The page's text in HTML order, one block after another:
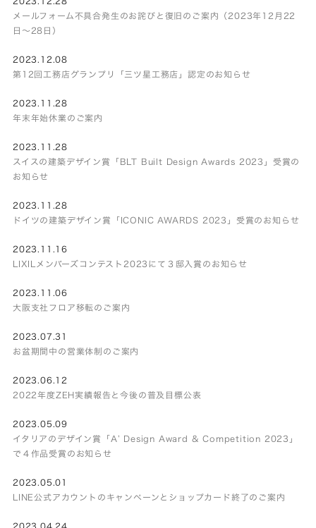
メールフォーム不具合発生のお詫びと復旧のご案内（2023年12月22
日～28日）
2023.12.08
第12回工務店グランプリ「三ツ星工務店」認定のお知らせ
2023.11.28
年末年始休業のご案内
2023.11.28
スイスの建築デザイン賞「BLT Built Design Awards 2023」受賞の
お知らせ
2023.11.28
ドイツの建築デザイン賞「ICONIC AWARDS 2023」受賞のお知らせ
2023.11.16
LIXILメンバーズコンテスト2023にて３邸入賞のお知らせ
2023.11.06
大阪支社フロア移転のご案内
2023.07.31
お盆期間中の営業体制のご案内
2023.06.12
2022年度ZEH実績報告と今後の普及目標公表
2023.05.09
イタリアのデザイン賞「A’ Design Award & Competition 2023」
で４作品受賞のお知らせ
2023.05.01
LINE公式アカウントのキャンペーンとショップカード終了のご案内
2023.04.24